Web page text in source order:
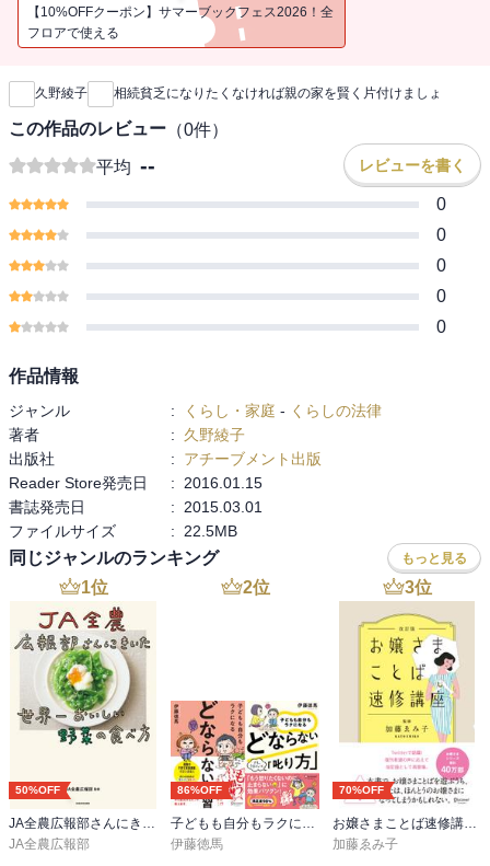
◎親の持ち物。生前に整理する? 相続後、遺品整理業者に頼む? どっ
累計7万部突破！いま話題の「相続貧乏」シリーズ第3弾! 親子で読め
る「相続×実家の片づけ」
相続専門税理士が税理士がこっそり教える「親・家・片」のルー
ル。
こと、ご存じでしたか?
通帳や保険、家具、そして家と土地・・・。「親の家を片づけ(おや
かた)」ているうちに「相続対策」までできてしまう、いままでなか
この1月からいよいよ始まった相続税法改正。
に必携の一冊です。
【10%OFFクーポン】サマーブックフェス2026！全
フロアで使える
新刊通知
久野綾子 相続貧乏になりたくなければ親の家を賢く片付けましょ
この作品のレビュー （0件）
平均 -- レビューを書く
0
0
0
0
0
作品情報
ジャンル : くらし・家庭 - くらしの法律
著者
:
久野綾子
出版社
:
アチーブメント出版
Reader Store発売日
:
2016.01.15
書誌発売日
:
2015.03.01
ファイルサイズ
: 22.5MB
同じジャンルのランキング もっと見る
1位
50%OFF
JA全農広報部さんにきいた 世界一おいしい野菜の食べ方
JA全農広報部
2位
86%OFF
子どもも自分もラクになる どならない練習＋どならない叱り方【2冊合本版】
伊藤徳馬
3位
70%OFF
お嬢さまことば速修講座 改訂版
加藤ゑみ子